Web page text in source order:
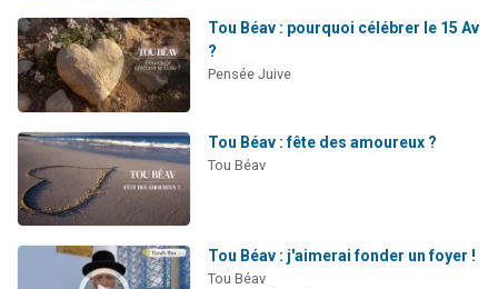
Tou Béav : pourquoi célébrer le 15 Av
?
Pensée Juive
Tou Béav : fête des amoureux ?
Tou Béav
Tou Béav : j'aimerai fonder un foyer !
Tou Béav